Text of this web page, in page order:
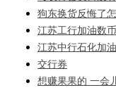
狗东换货反悔了
江苏工行加油数币
江苏中行石化加
交行券
想赚果果的 一会